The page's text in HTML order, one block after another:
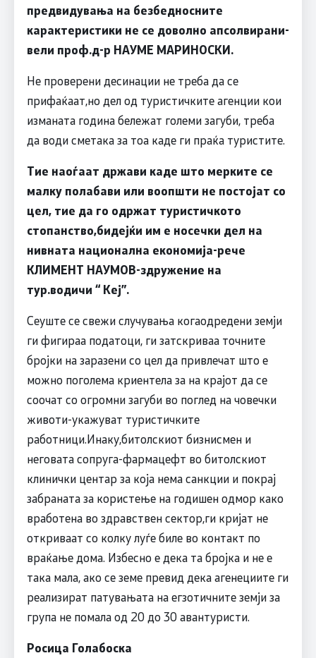
предвидувања на безбедносните
карактеристики не се доволно апсолвирани-
вели проф.д-р НАУМЕ МАРИНОСКИ.
Не проверени десинации не треба да се
прифаќаат,но дел од туристичките агенции кои
изманата година бележат големи загуби, треба
да води сметака за тоа каде ги праќа туристите.
Тие наоѓаат држави каде што мерките се
малку полабави или воопшти не постојат со
цел, тие да го одржат туристичкото
стопанство,бидејќи им е носечки дел на
нивната национална економија-рече
КЛИМЕНТ НАУМОВ-здружение на
тур.водичи “ Кеј”.
Сеуште се свежи случувања когаодредени земји
ги фигираа податоци, ги затскриваа точните
бројки на заразени со цел да привлечат што е
можно поголема криентела за на крајот да се
соочат со огромни загуби во поглед на човечки
животи-укажуват туристичките
работници.Инаку,битолскиот бизнисмен и
неговата сопруга-фармацефт во битолскиот
клинички центар за која нема санкции и покрај
забраната за користење на годишен одмор како
вработена во здравствен сектор,ги кријат не
откриваат со колку луѓе биле во контакт по
враќање дома. Избесно е дека та бројка и не е
така мала, ако се земе превид дека агенециите ги
реализират патувањата на егзотичните земји за
група не помала од 20 до 30 авантуристи.
Росица Голабоска